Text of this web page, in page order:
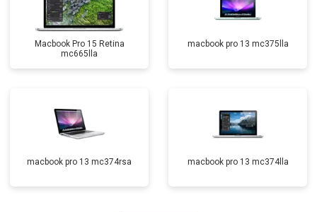
Macbook Pro 15 Retina
mc665lla
macbook pro 13 mc375lla
macbook pro 13 mc374rsa macbook pro 13 mc374lla